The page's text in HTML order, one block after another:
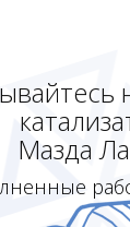
Мазда